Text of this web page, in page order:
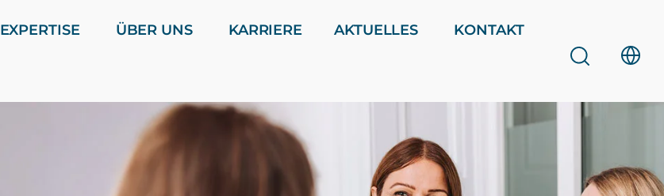
EXPERTISE ÜBER UNS KARRIERE AKTUELLES KONTAKT